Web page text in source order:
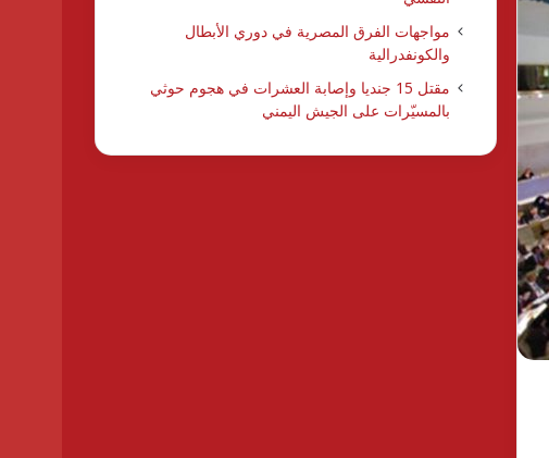
مواجهات الفرق المصرية في دوري الأبطال
والكونفدرالية
مقتل 15 جنديا وإصابة العشرات في هجوم حوثي
بالمسيّرات على الجيش اليمني